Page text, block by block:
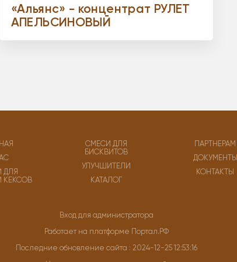
«Альянс» - концентрат РУЛЕТ
АПЕЛЬСИНОВЫЙ
ДЛЯ
КЕКСОВ
СМЕСИ ДЛЯ
БИСКВИТОВ
УЛУЧШИТЕЛИ
КАТАЛОГ
ПАРТНЕРАМ
ДОКУМЕНТЫ
КОНТАКТЫ
Вход для администратора
Работает на платформе Портал.РФ
Последние обновление сайта : 2024-12-25 12:53:16